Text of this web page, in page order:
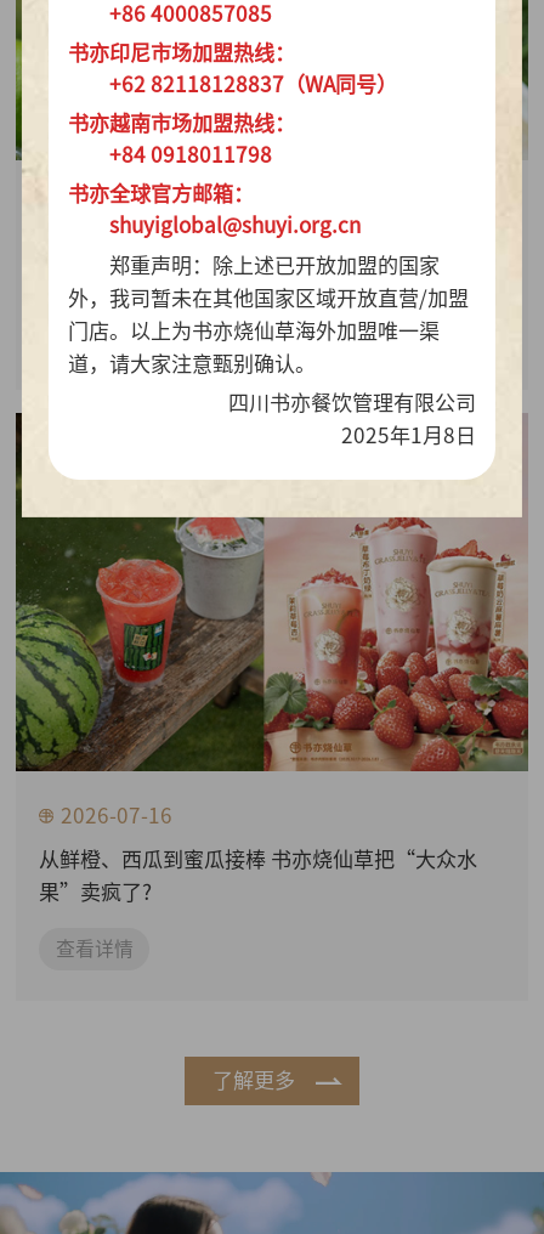
2026-07-28
质价比持续热销
查看详情
2026-07-16
从鲜橙、西瓜到蜜瓜接棒 书亦烧仙草把“大众水
果”卖疯了?
查看详情
了解更多
+86 4000857085
书亦印尼市场加盟热线：
+62 82118128837（WA同号）
书亦越南市场加盟热线：
+84 0918011798
书亦全球官方邮箱：
shuyiglobal@shuyi.org.cn
郑重声明：除上述已开放加盟的国家
外，我司暂未在其他国家区域开放直营/加盟
门店。以上为书亦烧仙草海外加盟唯一渠
道，请大家注意甄别确认。
四川书亦餐饮管理有限公司
2025年1月8日